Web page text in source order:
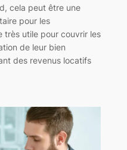
cela peut être une
pour les
très utile pour couvrir les
de leur bien
des revenus locatifs